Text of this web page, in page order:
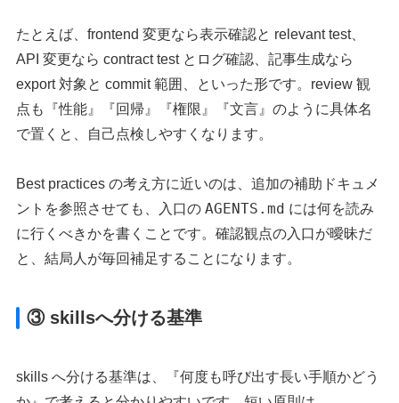
たとえば、frontend 変更なら表示確認と relevant test、
API 変更なら contract test とログ確認、記事生成なら
export 対象と commit 範囲、といった形です。review 観
点も『性能』『回帰』『権限』『文言』のように具体名
で置くと、自己点検しやすくなります。
Best practices の考え方に近いのは、追加の補助ドキュメ
ントを参照させても、入口のAGENTS.md には何を読み
に行くべきかを書くことです。確認観点の入口が曖昧だ
と、結局人が毎回補足することになります。
③ skillsへ分ける基準
skills へ分ける基準は、『何度も呼び出す長い手順かどう